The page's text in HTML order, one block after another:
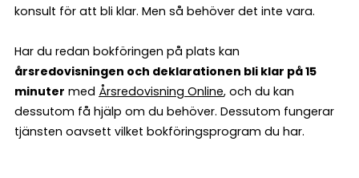
konsult för att bli klar. Men så behöver det inte vara.
Har du redan bokföringen på plats kan
årsredovisningen och deklarationen bli klar på 15
minuter med Årsredovisning Online, och du kan
dessutom få hjälp om du behöver. Dessutom fungerar
tjänsten oavsett vilket bokföringsprogram du har.